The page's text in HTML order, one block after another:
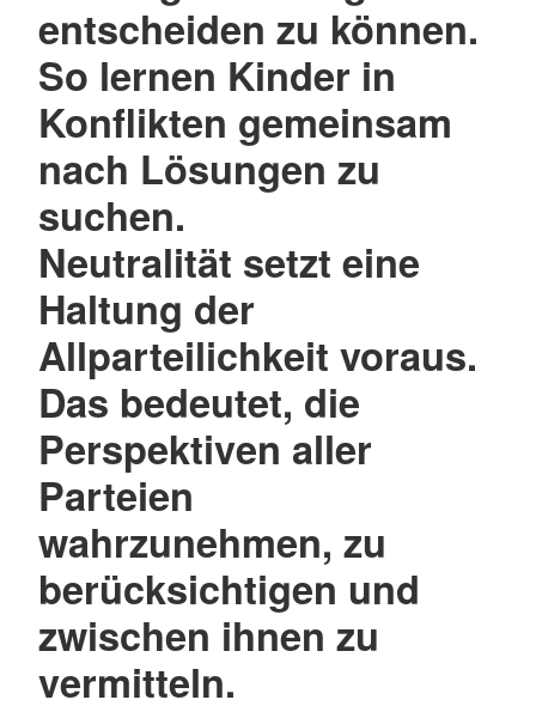
entscheiden zu können.
So lernen Kinder in
Konflikten gemeinsam
nach Lösungen zu
suchen.
Neutralität setzt eine
Haltung der
Allparteilichkeit voraus.
Das bedeutet, die
Perspektiven aller
Parteien
wahrzunehmen, zu
berücksichtigen und
zwischen ihnen zu
vermitteln.